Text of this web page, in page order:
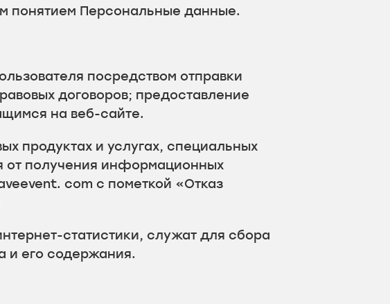
понятием Персональные данные.
посредством отправки
договоров; предоставление
на веб-сайте.
продуктах и услугах, специальных
от получения информационных
com с пометкой «Отказ
статистики, служат для сбора
и его содержания.